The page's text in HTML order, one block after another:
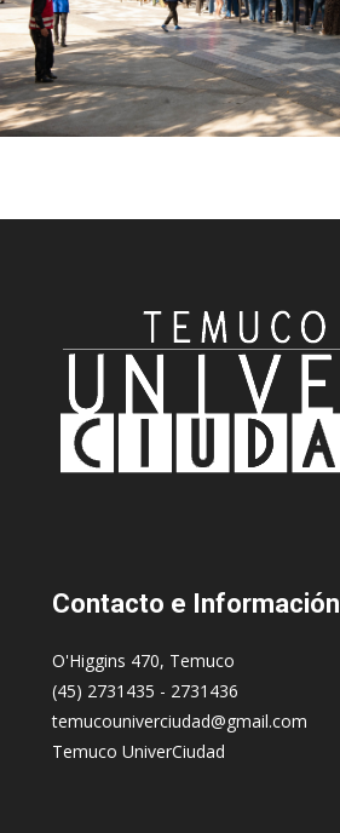
Contacto e Información
O'Higgins 470, Temuco
(45) 2731435 - 2731436
temucouniverciudad@gmail.com
Temuco UniverCiudad